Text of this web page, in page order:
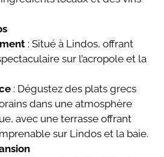
: Situé à Lindos, offrant
sur l’acropole et la
: Dégustez des plats grecs
dans une atmosphère
avec une terrasse offrant
sur Lindos et la baie.